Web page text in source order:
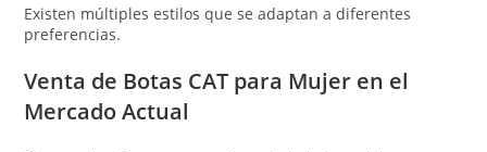
Existen múltiples estilos que se adaptan a diferentes
preferencias.
Venta de Botas CAT para Mujer en el
Mercado Actual